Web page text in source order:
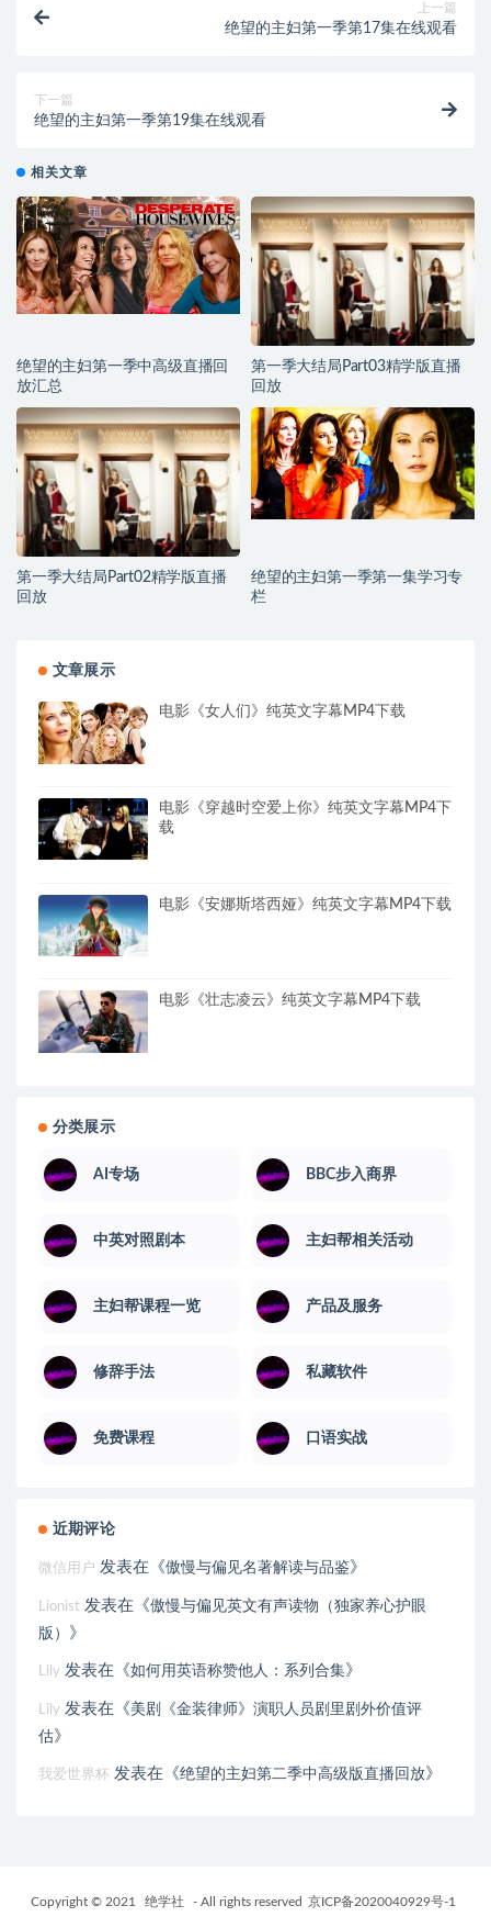
上一篇
绝望的主妇第一季第17集在线观看
下一篇
绝望的主妇第一季第19集在线观看
相关文章
绝望的主妇第一季中高级直播回
放汇总
第一季大结局Part03精学版直播
回放
第一季大结局Part02精学版直播
回放
绝望的主妇第一季第一集学习专
栏
文章展示
电影《女人们》纯英文字幕MP4下载
电影《穿越时空爱上你》纯英文字幕MP4下
载
电影《安娜斯塔西娅》纯英文字幕MP4下载
电影《壮志凌云》纯英文字幕MP4下载
分类展示
AI专场 BBC步入商界
中英对照剧本 主妇帮相关活动
主妇帮课程一览 产品及服务
修辞手法 私藏软件
免费课程 口语实战
近期评论
微信用户 发表在《傲慢与偏见名著解读与品鉴 》
Lionist 发表在《傲慢与偏见英文有声读物（独家养心护眼
版）
》
Lily 发表在《如何用英语称赞他人：系列合集》
Lily 发表在《 美剧《金装律师》演职人员剧里剧外价值评
估》
我爱世界杯 发表在《绝望的主妇第二季中高级版直播回放》
Copyright © 2021 绝学社 - All rights reserved 京ICP备2020040929号-1